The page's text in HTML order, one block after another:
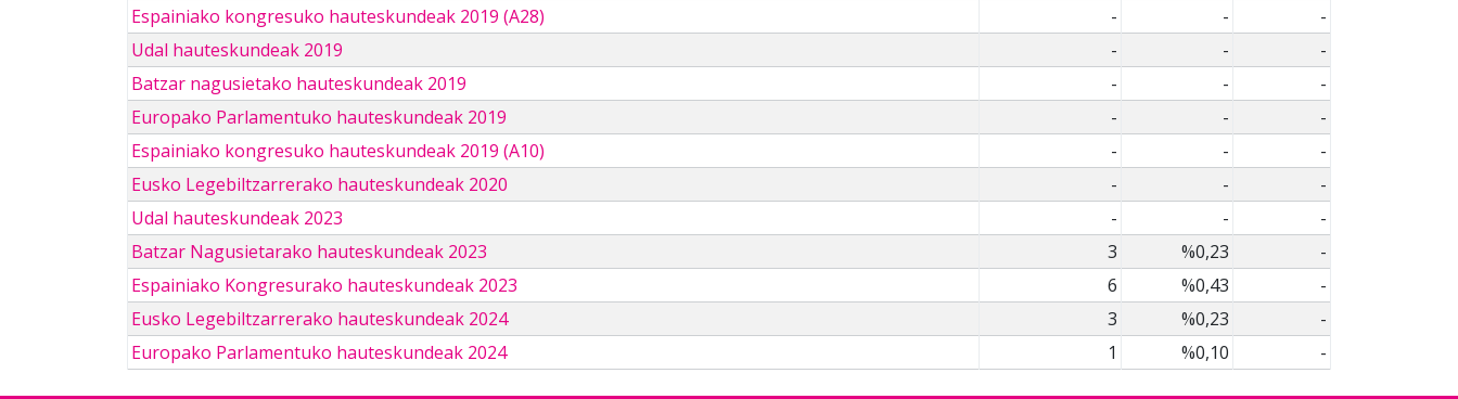
Espainiako kongresuko hauteskundeak 2019 (A28)
- -
-
Udal hauteskundeak 2019
- -
-
Batzar nagusietako hauteskundeak 2019
- -
-
Europako Parlamentuko hauteskundeak 2019
- -
-
Espainiako kongresuko hauteskundeak 2019 (A10)
- -
-
Eusko Legebiltzarrerako hauteskundeak 2020
- -
-
Udal hauteskundeak 2023
- -
-
Batzar Nagusietarako hauteskundeak 2023
3 %0,23
-
Espainiako Kongresurako hauteskundeak 2023
6 %0,43
-
Eusko Legebiltzarrerako hauteskundeak 2024
3 %0,23
-
Europako Parlamentuko hauteskundeak 2024
1 %0,10 -